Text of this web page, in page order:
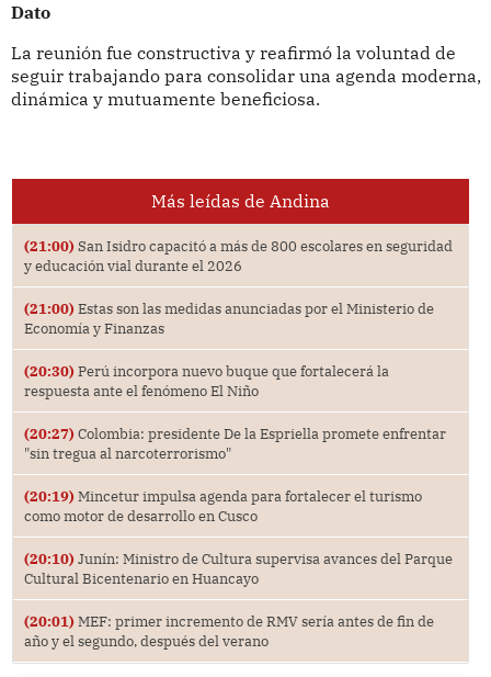
Dato
La reunión fue constructiva y reafirmó la voluntad de
seguir trabajando para consolidar una agenda moderna,
dinámica y mutuamente beneficiosa.
Más leídas de Andina
(21:00) San Isidro capacitó a más de 800 escolares en seguridad
y educación vial durante el 2026
(21:00) Estas son las medidas anunciadas por el Ministerio de
Economía y Finanzas
(20:30) Perú incorpora nuevo buque que fortalecerá la
respuesta ante el fenómeno El Niño
(20:27) Colombia: presidente De la Espriella promete enfrentar
"sin tregua al narcoterrorismo"
(20:19) Mincetur impulsa agenda para fortalecer el turismo
como motor de desarrollo en Cusco
(20:10) Junín: Ministro de Cultura supervisa avances del Parque
Cultural Bicentenario en Huancayo
(20:01) MEF: primer incremento de RMV sería antes de fin de
año y el segundo, después del verano